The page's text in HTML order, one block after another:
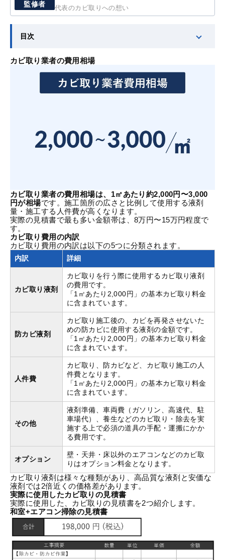
監修者
代表のカビ取りへの想い
目次
カビ取り業者の費用相場
カビ取り業者の費用相場は、1㎡あたり約2,000円〜3,000
円が相場です。施工箇所の広さと比例して使用する液剤
量・施工する人件費が高くなります。
実際の見積書で最も多い金額帯は、8万円〜15万円程度で
す。
カビ取り費用の内訳
カビ取り費用の内訳は以下の5つに分類されます。
内訳 詳細
カビ取り液剤
カビ取りを行う際に使用するカビ取り液剤
の費用です。
「1㎡あたり2,000円」の基本カビ取り料金
に含まれています。
防カビ液剤
カビ取り施工後の、カビを再発させないた
めの防カビに使用する液剤の金額です。
「1㎡あたり2,000円」の基本カビ取り料金
に含まれています。
人件費
カビ取り、防カビなど、カビ取り施工の人
件費となります。
「1㎡あたり2,000円」の基本カビ取り料金
に含まれています。
その他
液剤準備、車両費（ガソリン、高速代、駐
車場代）、養生などのカビ取り・除去を実
施する上で必須の道具の手配・運搬にかか
る費用です。
オプション
壁・天井・床以外のエアコンなどのカビ取
りはオプション料金となります。
カビ取り液剤は様々な種類があり、高品質な液剤と安価な
液剤では2倍近くの価格差があります。
実際に使用したカビ取りの見積書
実際に使用した、カビ取りの見積書を2つ紹介します。
和室+エアコン掃除の見積書